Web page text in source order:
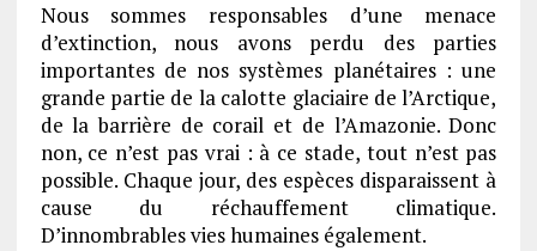
Nous sommes responsables d’une menace
d’extinction, nous avons perdu des parties
importantes de nos systèmes planétaires : une
grande partie de la calotte glaciaire de l’Arctique,
de la barrière de corail et de l’Amazonie. Donc
non, ce n’est pas vrai : à ce stade, tout n’est pas
possible. Chaque jour, des espèces disparaissent à
cause du réchauffement climatique.
D’innombrables vies humaines également.